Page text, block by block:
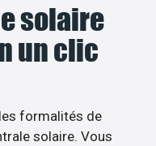
solaire
un clic
formalités de
solaire. Vous